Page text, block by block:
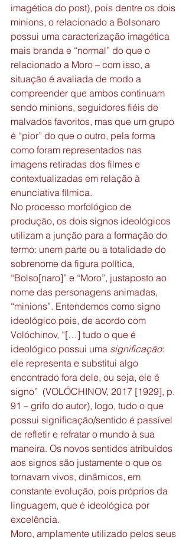
imagética do post), pois dentre os dois
minions, o relacionado a Bolsonaro
possui uma caracterização imagética
mais branda e “normal” do que o
relacionado a Moro – com isso, a
situação é avaliada de modo a
compreender que ambos continuam
sendo minions, seguidores fiéis de
malvados favoritos, mas que um grupo
é “pior” do que o outro, pela forma
como foram representados nas
imagens retiradas dos filmes e
contextualizadas em relação à
enunciativa fílmica.
No processo morfológico de
produção, os dois signos ideológicos
utilizam a junção para a formação do
termo: unem parte ou a totalidade do
sobrenome da figura política,
“Bolso[naro]” e “Moro”, justaposto ao
nome das personagens animadas,
“minions”. Entendemos como signo
ideológico pois, de acordo com
Volóchinov, “[…] tudo o que é
ideológico possui uma significação:
ele representa e substitui algo
encontrado fora dele, ou seja, ele é
signo”  (VOLÓCHINOV, 2017 [1929], p.
91 – grifo do autor), logo, tudo o que
possui significação/sentido é passível
de refletir e refratar o mundo à sua
maneira. Os novos sentidos atribuídos
aos signos são justamente o que os
tornavam vivos, dinâmicos, em
constante evolução, pois próprios da
linguagem, que é ideológica por
excelência.
Moro, amplamente utilizado pelos seus